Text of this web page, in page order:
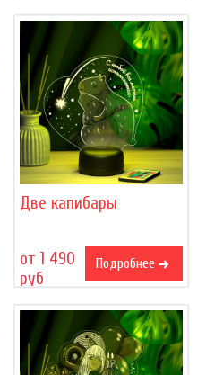
Две капибары
от 1 490
руб
Подробнее